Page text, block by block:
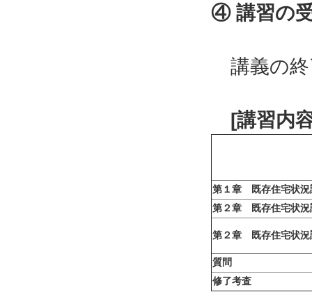
④ 講習の
講義の終
[講習内
第１章 既存住宅状況
第２章 既存住宅状況
第２章 既存住宅状況
質問
修了考査